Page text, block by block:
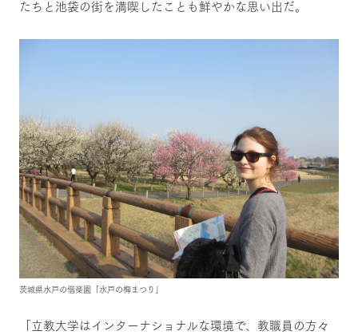
たちと池袋の街を満喫したことも鮮やかな思い出だ。
茨城県水戸の偕楽園「水戸の梅まつり」
「立教大学はインターナショナルな環境で、教職員の方々